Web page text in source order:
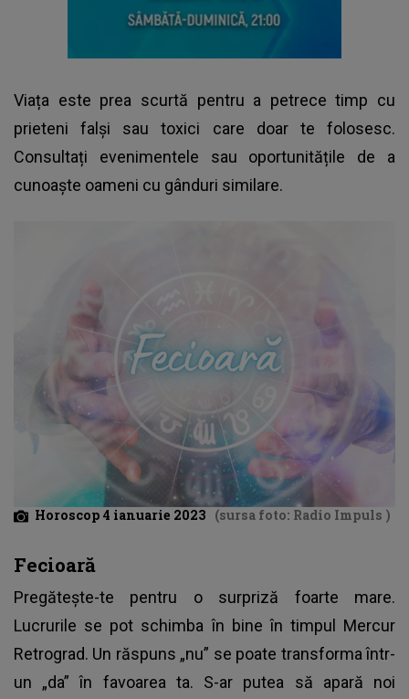
Viața este prea scurtă pentru a petrece timp cu
prieteni falși sau toxici care doar te folosesc.
Consultați evenimentele sau oportunitățile de a
cunoaște oameni cu gânduri similare.
Horoscop 4 ianuarie 2023 (sursa foto: Radio Impuls )
Fecioară
Pregătește-te pentru o surpriză foarte mare.
Lucrurile se pot schimba în bine în timpul Mercur
Retrograd. Un răspuns „nu” se poate transforma într-
un „da” în favoarea ta. S-ar putea să apară noi